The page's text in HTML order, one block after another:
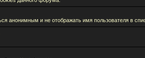
анонимным и не отображать имя пользователя в